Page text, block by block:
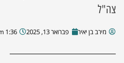
צה"ל
מירב בן יאיר פברואר 13, 2025 1:36 pm